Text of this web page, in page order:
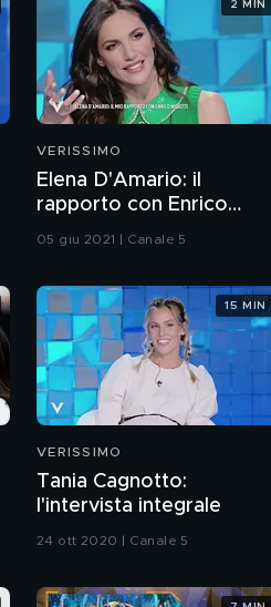
VERISSIMO
Elena D'Amario: il
rapporto con Enrico
05 giu 2021 | Canale 5
2 MIN
VERISSIMO
Tania Cagnotto:
l'intervista integrale
24 ott 2020 | Canale 5
15 MIN